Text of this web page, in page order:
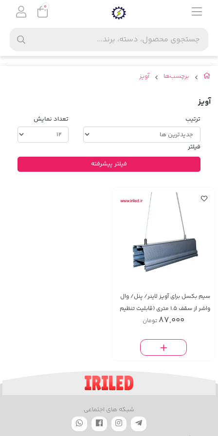
برچسب‌ها آویز
آویز
ترتیب تعداد نمایش
فیلتر
فیلتر پیشرفته
سیم بکسل برای آویز لاينر/ پنل/ وال
واشر از سقف 1.5 متری (قابلیت تنظیم
طول) (یک عدد)87,000 تومان
شبکه های اجتماعی
0